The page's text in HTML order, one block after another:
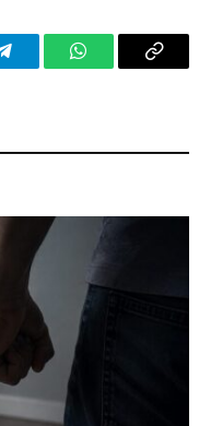
TelegramWhatsAppCopy